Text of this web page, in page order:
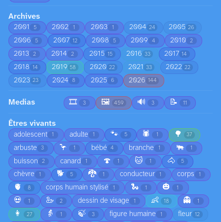
Archives
2001 5 2002 1 2003 1 2004 24 2005 26
2006 5 2007 12 2008 5 2009 4 2010 2
2013 2 2014 2 2015 15 2016 33 2017 14
2018 14 2019 58 2020 22 2021 33 2022 22
2023 23 2024 8 2025 6 2026 144
Medias 🎞️ 3 🖼️ 459 🔊 3 📝 11
Êtres vivants
adolescent 1 adulte 1 🐾 5 🕷️ 1 🌳 37
arbuste 3 🦩 1 bébé 4 branche 1 🐃 1
buisson 2 canard 1 🍄 1 🐱 1 🐴 5
chèvre 1 🐕 5 🐉 1 conducteur 1 corps 1
🫀 8 corps humain stylisé 1 🐍 1 🎃 1
💀 1 🦢 2 dessin de visage 1 👶 18 👻 1
👩 27 👵 1 🍃 3 figure humaine 1 fleur 12